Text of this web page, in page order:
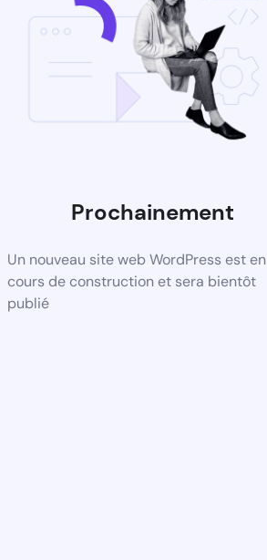
Prochainement
Un nouveau site web WordPress est en
cours de construction et sera bientôt
publié